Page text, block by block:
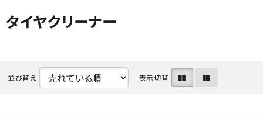
ACCOUNT MENU
ログイン person 会員登録
タイヤクリーナー
並び替え 表示切替